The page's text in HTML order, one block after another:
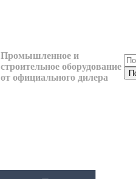
Промышленное и
строительное оборудование
от официального дилера